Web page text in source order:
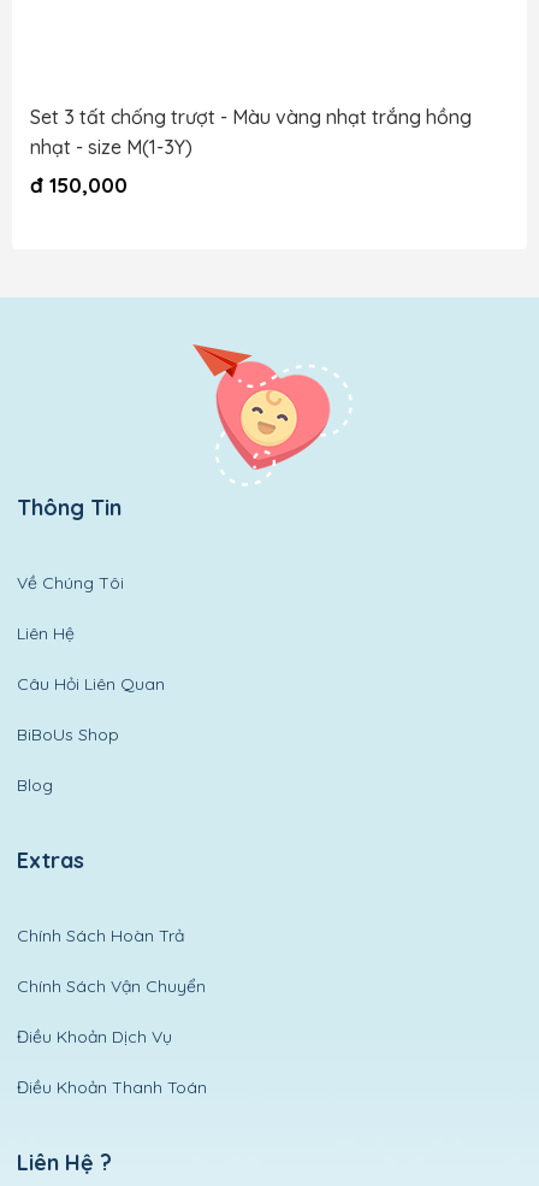
Set 3 tất chống trượt - Màu vàng nhạt trắng hồng
nhạt - size M(1-3Y)
đ 150,000
Thông Tin
Về Chúng Tôi
Liên Hệ
Câu Hỏi Liên Quan
BiBoUs Shop
Blog
Extras
Chính Sách Hoàn Trả
Chính Sách Vận Chuyển
Điều Khoản Dịch Vụ
Điều Khoản Thanh Toán
Liên Hệ ?